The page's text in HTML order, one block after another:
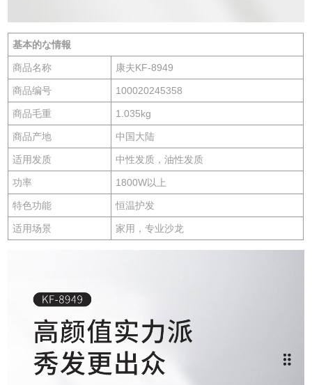
基本的な情報
商品名称 康夫KF-8949
商品编号 100020245358
商品毛重 1.035kg
商品产地 中国大陆
适用发质 中性发质，油性发质
功率 1800W以上
特色功能 恒温护发
适用场景 家用，专业沙龙